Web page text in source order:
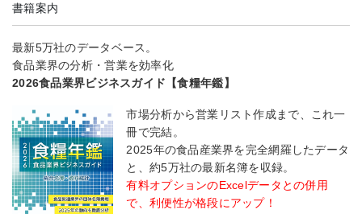
書籍案内
最新5万社のデータベース。
食品業界の分析・営業を効率化
2026食品業界ビジネスガイド【食糧年鑑】
市場分析から営業リスト作成まで、これ一
冊で完結。
2025年の食品産業界を完全網羅したデータ
と、約5万社の最新名簿を収録。
有料オプションのExcelデータとの併用
で、利便性が格段にアップ！